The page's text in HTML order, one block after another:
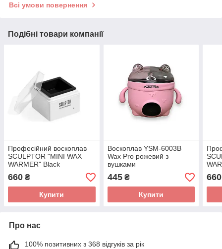
Всі умови повернення
Подібні товари компанії
Професійний воскоплав
SCULPTOR "MINI WAX
WARMER" Black
660 ₴
Купити
Воскоплав YSM-6003B
Wax Pro рожевий з
вушками
445₴
Купити
660
Про нас
100% позитивних з 368 відгуків за рік